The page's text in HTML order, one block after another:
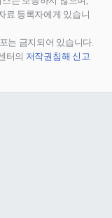
료 등록자에게 있습니
는 금지되어 있습니다.
터의 저작권침해 신고